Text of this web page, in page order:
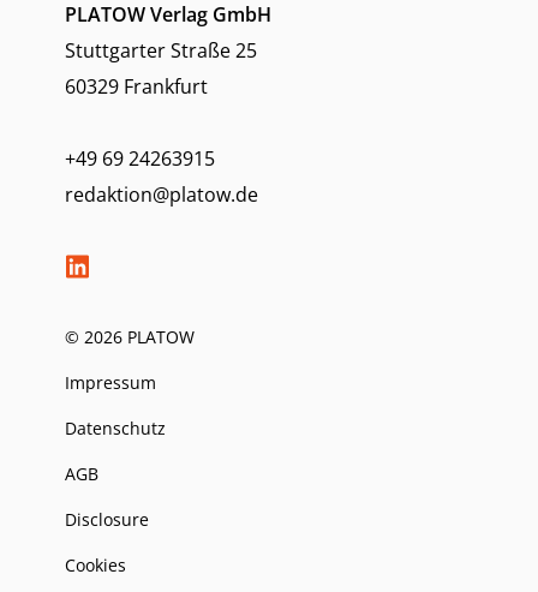
PLATOW Verlag GmbH
Stuttgarter Straße 25
60329 Frankfurt
+49 69 24263915
redaktion@platow.de
© 2026 PLATOW
Impressum
Datenschutz
AGB
Disclosure
Cookies